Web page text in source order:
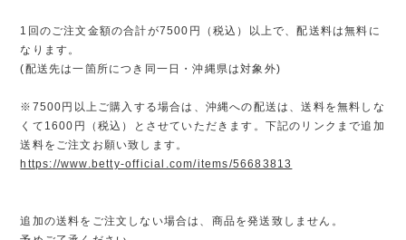
1回のご注文金額の合計が7500円（税込）以上で、配送料は無料に
なります。
(配送先は一箇所につき同一日・沖縄県は対象外)
※7500円以上ご購入する場合は、沖縄への配送は、送料を無料しな
くて1600円（税込）とさせていただきます。下記のリンクまで追加
送料をご注文お願い致します。
https://www.betty-official.com/items/56683813
追加の送料をご注文しない場合は、商品を発送致しません。